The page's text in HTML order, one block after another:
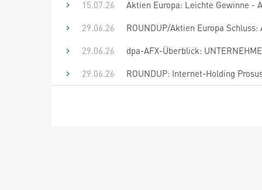
15.07.26
Aktien Europa: Leichte Gewinne -
29.06.26
ROUNDUP/Aktien Europa
29.06.26
dpa-AFX-Überblick:
29.06.26
ROUNDUP: Internet-Holding